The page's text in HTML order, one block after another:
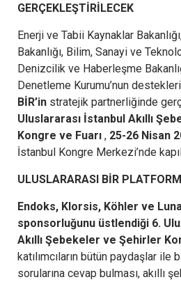
GERÇEKLEŞTİRİLECEK
Enerji ve Tabii Kaynaklar
Bakanlığı, Bilim, Sanayi ve
Denizcilik ve Haberleşme
Denetleme Kurumu’nun
BİR’in stratejik partnerliğinde
Uluslararası İstanbul Akıllı
Kongre ve Fuarı , 25-26 Nisan
İstanbul Kongre Merkezi’nde
ULUSLARARASI BİR
Endoks, Klorsis, Köhler ve
sponsorluğunu üstlendiği 6.
Akıllı Şebekeler ve Şehirler
katılımcıların bütün paydaşlar ile
sorularına cevap bulması, akıllı